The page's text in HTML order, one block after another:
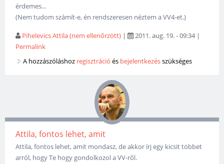
érdemes...
(Nem tudom számít-e, én rendszeresen néztem a VV4-et.)
Pihelevics Attila (nem ellenőrzött) | 2011. aug. 19. - 09:34|
Permalink
A hozzászóláshoz regisztráció és bejelentkezésszükséges
Attila, fontos lehet, amit
Attila, fontos lehet, amit mondasz, de akkor írj egy kicsit többet
arról, hogy Te hogy gondolkozol a VV-ről.